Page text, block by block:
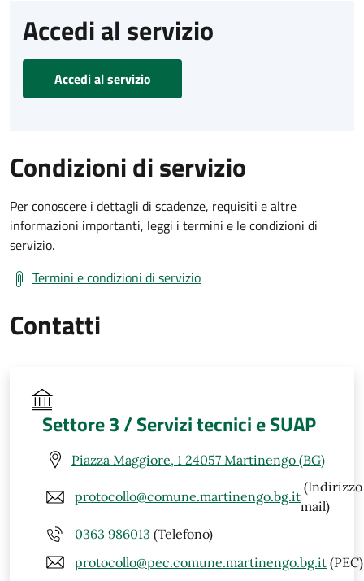
Accedi al servizio
Accedi al servizio
Condizioni di servizio
Per conoscere i dettagli di scadenze, requisiti e altre
informazioni importanti, leggi i termini e le condizioni di
servizio.
Termini e condizioni di servizio
Contatti
Settore 3 / Servizi tecnici e SUAP
Piazza Maggiore, 1 24057 Martinengo (BG)
protocollo@comune.martinengo.bg.it
(Indirizzo
mail)
0363 986013 (Telefono)
protocollo@pec.comune.martinengo.bg.it (PEC)